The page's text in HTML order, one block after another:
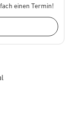
einen Termin!